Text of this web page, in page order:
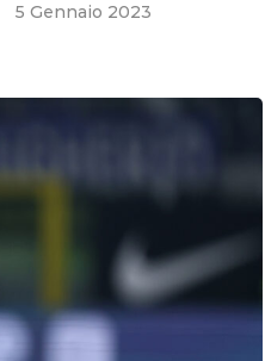
5 Gennaio 2023